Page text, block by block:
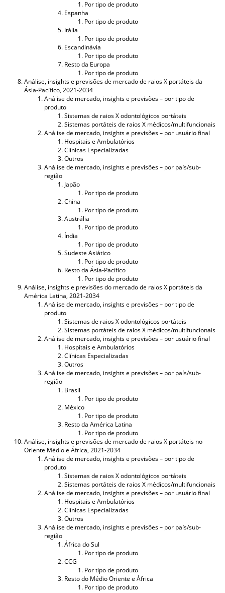
Por tipo de produto
Espanha
Por tipo de produto
Itália
Por tipo de produto
Escandinávia
Por tipo de produto
Resto da Europa
Por tipo de produto
Análise, insights e previsões de mercado de raios X portáteis da
Ásia-Pacífico, 2021-2034
Análise de mercado, insights e previsões – por tipo de
produto
Sistemas de raios X odontológicos portáteis
Sistemas portáteis de raios X médicos/multifuncionais
Análise de mercado, insights e previsões – por usuário final
Hospitais e Ambulatórios
Clínicas Especializadas
Outros
Análise de mercado, insights e previsões – por país/sub-
região
Japão
Por tipo de produto
China
Por tipo de produto
Austrália
Por tipo de produto
Índia
Por tipo de produto
Sudeste Asiático
Por tipo de produto
Resto da Ásia-Pacífico
Por tipo de produto
Análise, insights e previsões do mercado de raios X portáteis da
América Latina, 2021-2034
Análise de mercado, insights e previsões – por tipo de
produto
Sistemas de raios X odontológicos portáteis
Sistemas portáteis de raios X médicos/multifuncionais
Análise de mercado, insights e previsões – por usuário final
Hospitais e Ambulatórios
Clínicas Especializadas
Outros
Análise de mercado, insights e previsões – por país/sub-
região
Brasil
Por tipo de produto
México
Por tipo de produto
Resto da América Latina
Por tipo de produto
Análise, insights e previsões de mercado de raios X portáteis no
Oriente Médio e África, 2021-2034
Análise de mercado, insights e previsões – por tipo de
produto
Sistemas de raios X odontológicos portáteis
Sistemas portáteis de raios X médicos/multifuncionais
Análise de mercado, insights e previsões – por usuário final
Hospitais e Ambulatórios
Clínicas Especializadas
Outros
Análise de mercado, insights e previsões – por país/sub-
região
África do Sul
Por tipo de produto
CCG
Por tipo de produto
Resto do Médio Oriente e África
Por tipo de produto